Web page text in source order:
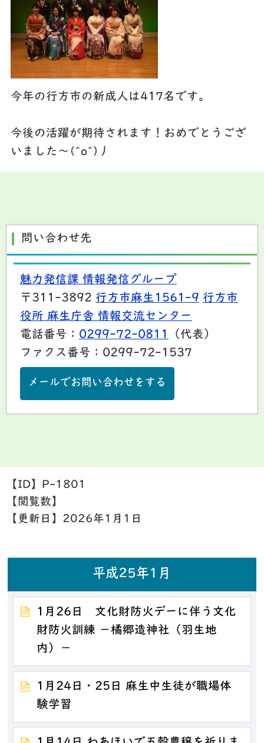
今年の行方市の新成人は417名です。
今後の活躍が期待されます！おめでとうござ
いました～(^o^)丿
問い合わせ先
魅力発信課 情報発信グループ
〒311-3892 行方市麻生1561-9 行方市
役所 麻生庁舎 情報交流センター
電話番号： 0299-72-0811
（代表）
ファクス番号：0299-72-1537
メールでお問い合わせをする
【ID】 P-1801
【閲覧数】
【更新日】 2026年1月1日
平成25年1月
1月26日 文化財防火デーに伴う文化
財防火訓練 －橘郷造神社（羽生地
内）－
1月24日・25日 麻生中生徒が職場体
験学習